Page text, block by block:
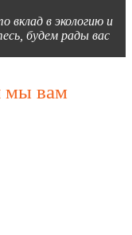
вклад в экологию и
будем рады вас
мы вам